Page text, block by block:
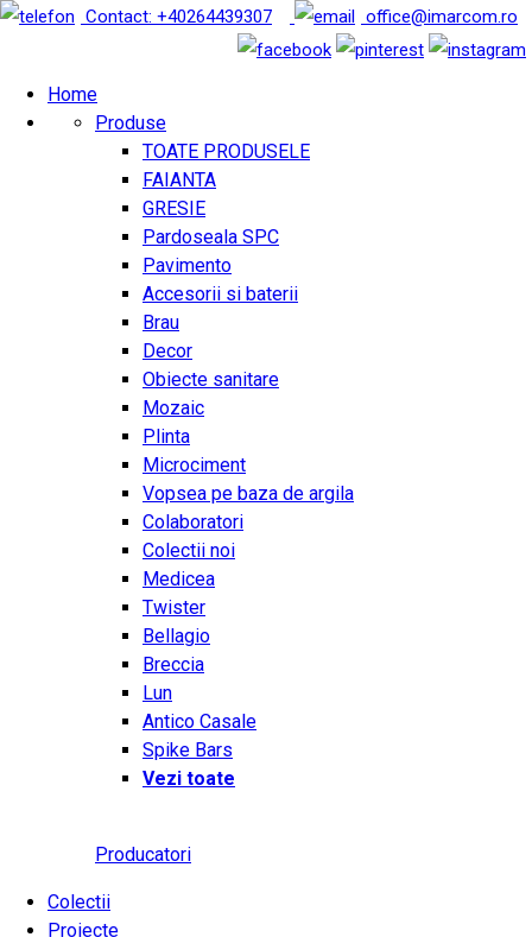
Contact: +40264439307 office@imarcom.ro
Home
Produse
TOATE PRODUSELE
FAIANTA
GRESIE
Pardoseala SPC
Pavimento
Accesorii si baterii
Brau
Decor
Obiecte sanitare
Mozaic
Plinta
Microciment
Vopsea pe baza de argila
Colaboratori
Colectii noi
Medicea
Twister
Bellagio
Breccia
Lun
Antico Casale
Spike Bars
Vezi toate
Producatori
Colectii
Proiecte